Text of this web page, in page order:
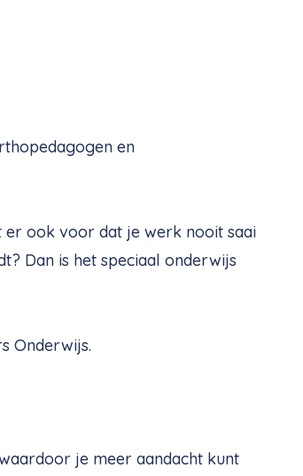
en
ook voor dat je werk nooit saai
Dan is het speciaal onderwijs
Onderwijs.
je meer aandacht kunt